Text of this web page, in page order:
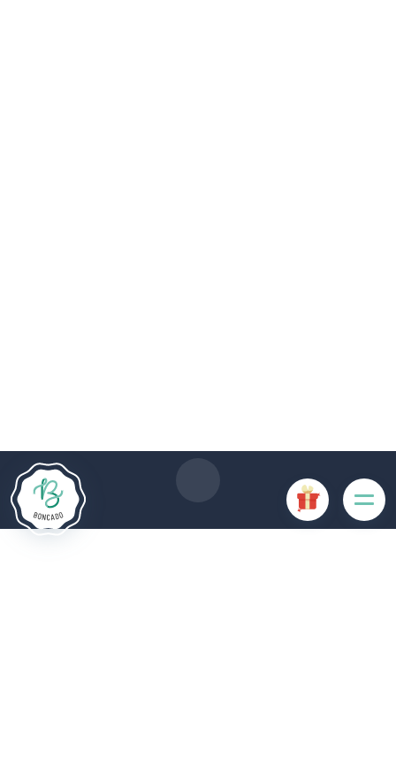
Deaktivierung bestimmter Funktionalitäten der Website.
Andere Cookies werden zu Analyse- oder Marketingzwecken
verwendet.Cookies akzeptieren Cookies verwalten